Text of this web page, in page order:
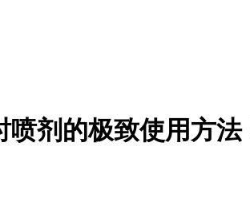
剂的极致使用方法